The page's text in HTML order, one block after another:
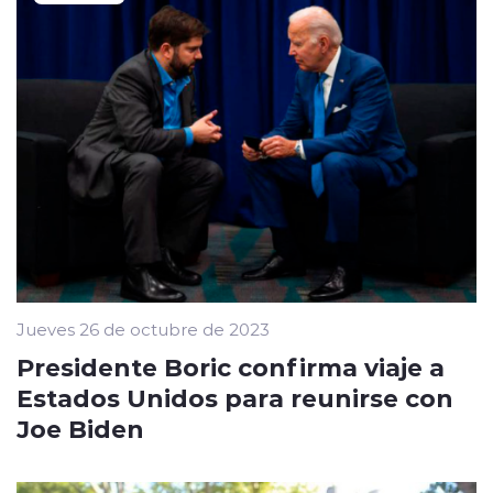
Jueves 26 de octubre de 2023
Presidente Boric confirma viaje a
Estados Unidos para reunirse con
Joe Biden